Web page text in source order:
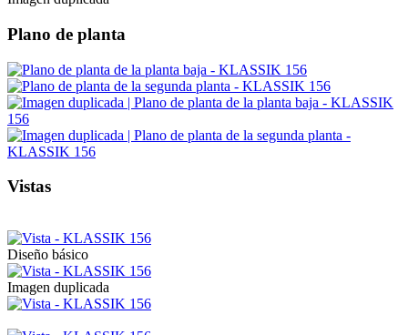
Plano de planta
Vistas
Diseño básico
Imagen duplicada